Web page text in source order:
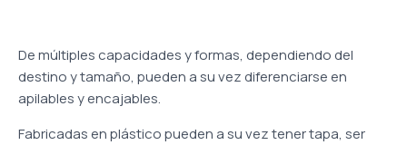
De múltiples capacidades y formas, dependiendo del
destino y tamaño, pueden a su vez diferenciarse en
apilables y encajables.
Fabricadas en plástico pueden a su vez tener tapa, ser